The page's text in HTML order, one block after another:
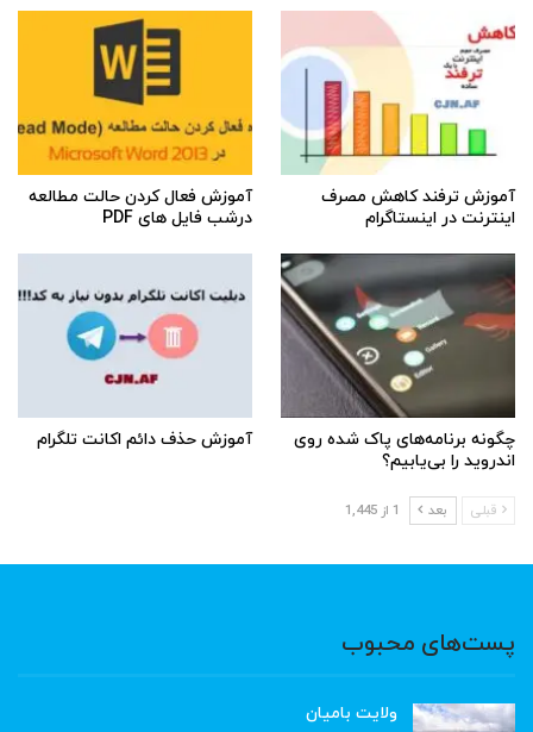
آموزش ترفند کاهش مصرف
اینترنت در اینستاگرام
آموزش فعال کردن حالت مطالعه
درشب فایل های PDF
چگونه برنامه‌های پاک شده روی
اندروید را بی‌یابیم؟
آموزش حذف دائم اکانت تلگرام
قبلی بعد 1 از 1,445
پست‌های محبوب
ولایت بامیان